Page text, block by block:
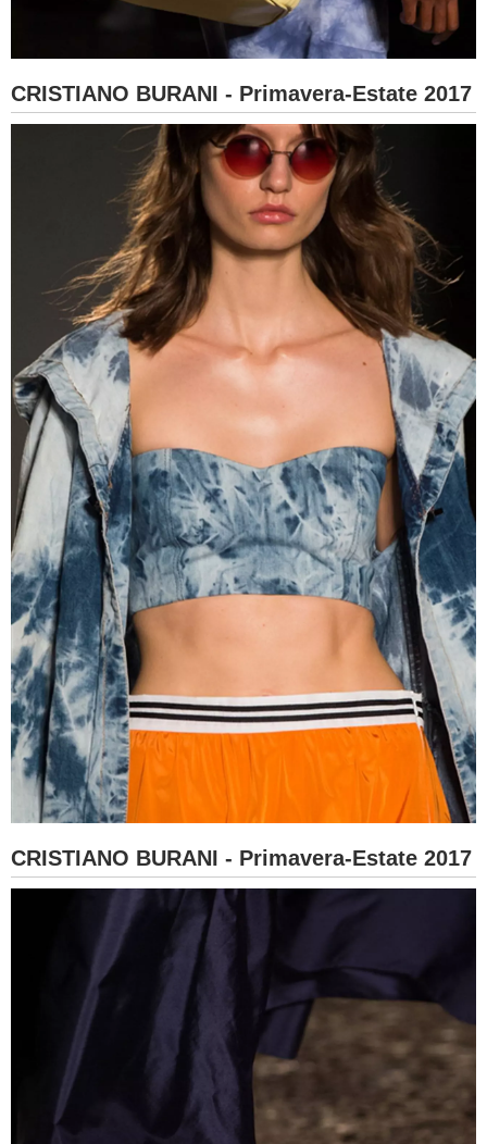
CRISTIANO BURANI - Primavera-Estate 2017
CRISTIANO BURANI - Primavera-Estate 2017